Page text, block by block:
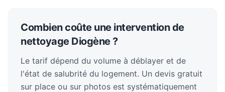
Combien coûte une intervention de
nettoyage Diogène ?
Le tarif dépend du volume à déblayer et de
l'état de salubrité du logement. Un devis gratuit
sur place ou sur photos est systématiquement